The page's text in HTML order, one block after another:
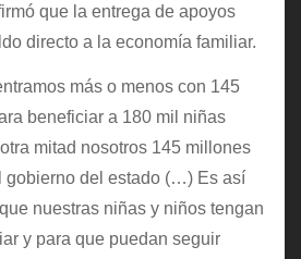
que la entrega de apoyos
directo a la economía familiar.
más o menos con 145
beneficiar a 180 mil niñas
mitad nosotros 145 millones
gobierno del estado (…) Es así
nuestras niñas y niños tengan
y para que puedan seguir